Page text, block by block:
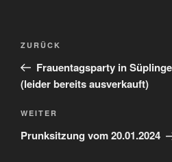
Beitragsnavigation
Vorheriger
Beitrag
ZURÜCK
Frauentagsparty in
(leider bereits ausverkauft)
Nächster
Beitrag
WEITER
Prunksitzung vom 20.01.2024